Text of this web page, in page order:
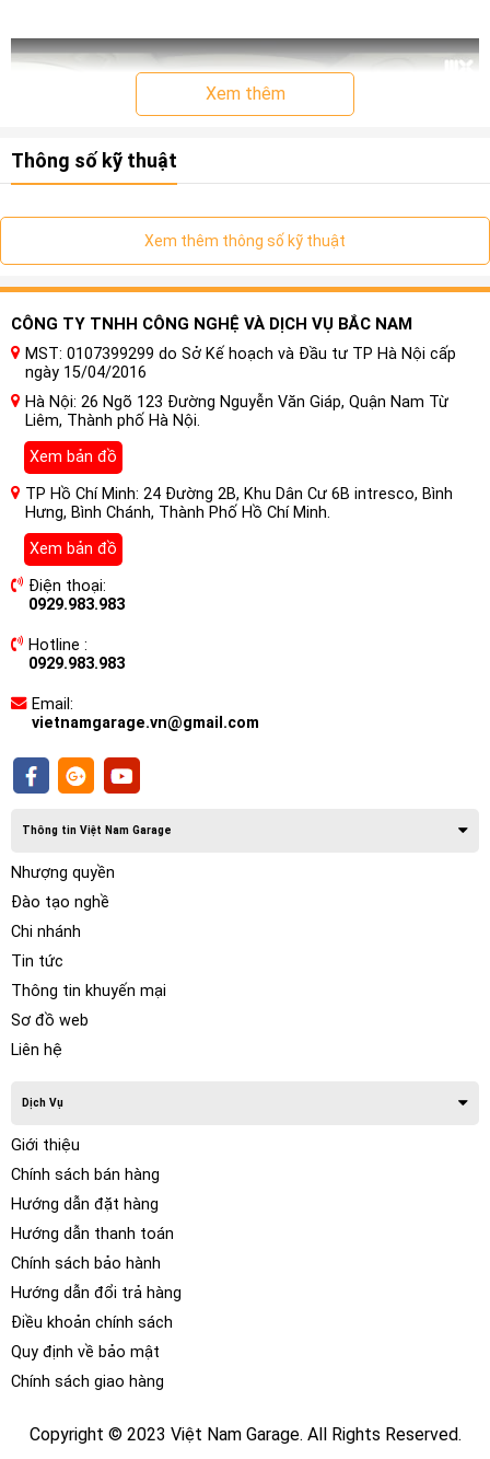
Đầu tiên, thiết bị không thể thiếu trong hệ thống âm thanh xe
hơi hiện đại là màn hình DVD android. Ở một số dòng xe,
đặc biệt là các dòng xe cũ, màn hình theo xe không đảo bảo
chất lượng âm thanh toàn vẹn khi pháp một video, bản nhạc
hoặc tin tức,…
Hơn nữa, màn hình Zin của xe cũng không thể hỗ trợ người
kiện ô tô. Ví dụ như camera 360, camera hành trình, cảm
biến áp suất lốp… Là những thiết bị hỗ trợ lái xe an toàn. Do
đó, việc thay thế màn Zin của xe bằng một chiếc Màn Hình
Ô tô Nakamichi Nam5730 Âm Thanh Hires, DSD, DTS cho
xe Nissan Qashqai có hệ thống âm thanh hay là hoàn toàn
cần thiết để cải thiện hệ thống âm thanh trên xe hơi và lái xe
Xem thêm
Thông số kỹ thuật
Xem thêm thông số kỹ thuật
CÔNG TY TNHH CÔNG NGHỆ VÀ DỊCH VỤ BẮC NAM
MST: 0107399299 do Sở Kế hoạch và Đầu tư TP Hà Nội cấp
ngày 15/04/2016
Hà Nội: 26 Ngõ 123 Đường Nguyễn Văn Giáp, Quận Nam Từ
Liêm, Thành phố Hà Nội.
Xem bản đồ
TP Hồ Chí Minh: 24 Đường 2B, Khu Dân Cư 6B intresco, Bình
Hưng, Bình Chánh, Thành Phố Hồ Chí Minh.
Xem bản đồ
Điện thoại:
0929.983.983
Hotline :
0929.983.983
Email:
vietnamgarage.vn@gmail.com
Thông tin Việt Nam Garage
Nhượng quyền
Đào tạo nghề
Chi nhánh
Tin tức
Thông tin khuyến mại
Sơ đồ web
Liên hệ
Dịch Vụ
Giới thiệu
Chính sách bán hàng
Hướng dẫn đặt hàng
Hướng dẫn thanh toán
Chính sách bảo hành
Hướng dẫn đổi trả hàng
Điều khoản chính sách
Quy định về bảo mật
Chính sách giao hàng
Copyright © 2023 Việt Nam Garage. All Rights Reserved.